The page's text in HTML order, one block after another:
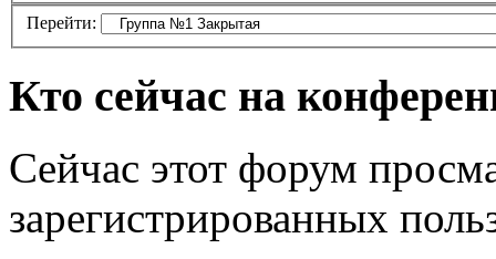
Перейти:
Кто сейчас на
Сейчас этот форум
зарегистрированных